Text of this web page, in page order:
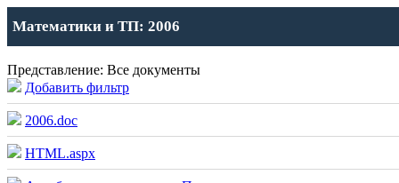
Математики и ТП: 2006
Представление: Все документы
Добавить фильтр
2006.doc
HTML.aspx